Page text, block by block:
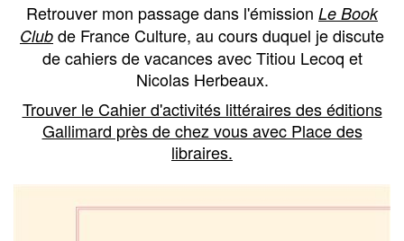
Retrouver mon passage dans l'émission Le Book
Club de France Culture, au cours duquel je discute
de cahiers de vacances avec Titiou Lecoq et
Nicolas Herbeaux.
Trouver le Cahier d'activités littéraires des éditions
Gallimard près de chez vous avec Place des
libraires.